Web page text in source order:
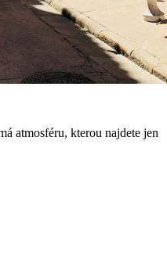
atmosféru, kterou najdete jen